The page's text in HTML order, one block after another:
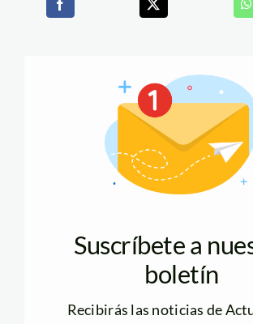
Suscríbete a
boletín
Recibirás las noticias de